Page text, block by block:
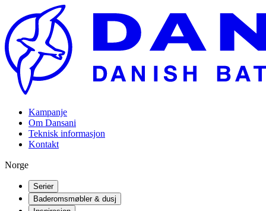
Kampanje
Om Dansani
Teknisk informasjon
Kontakt
Norge
Serier
Baderomsmøbler & dusj